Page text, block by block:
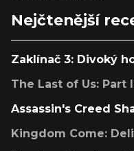
Nejčtenější
Zaklínač 3: Divoký
The Last of Us: Part
Assassin's Creed
Kingdom Come: